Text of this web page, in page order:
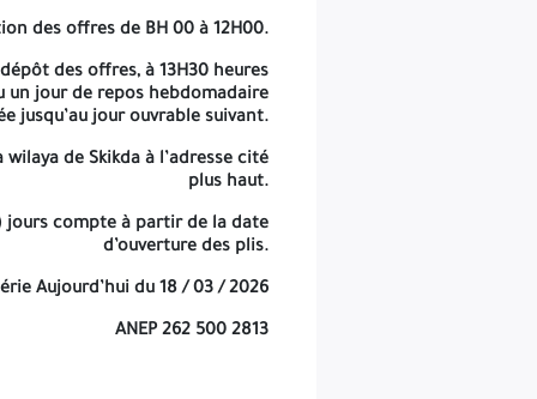
des offres de BH 00 à 12H00.
des offres, à 13H30 heures
un jour de repos hebdomadaire
jusqu’au jour ouvrable suivant.
de Skikda à l’adresse cité
plus haut.
jours compte à partir de la date
d’ouverture des plis.
Aujourd’hui du 18 / 03 / 2026
ANEP 262 500 2813